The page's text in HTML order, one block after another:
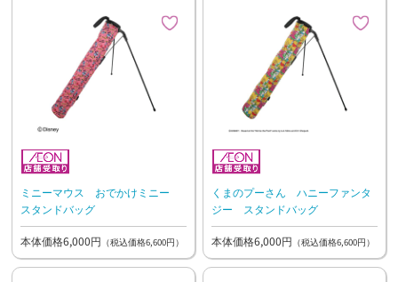
ミニーマウス おでかけミニー
スタンドバッグ
本体価格6,000円 （税込価格6,600円）
くまのプーさん ハニーファンタ
ジー スタンドバッグ
本体価格6,000円 （税込価格6,600円）